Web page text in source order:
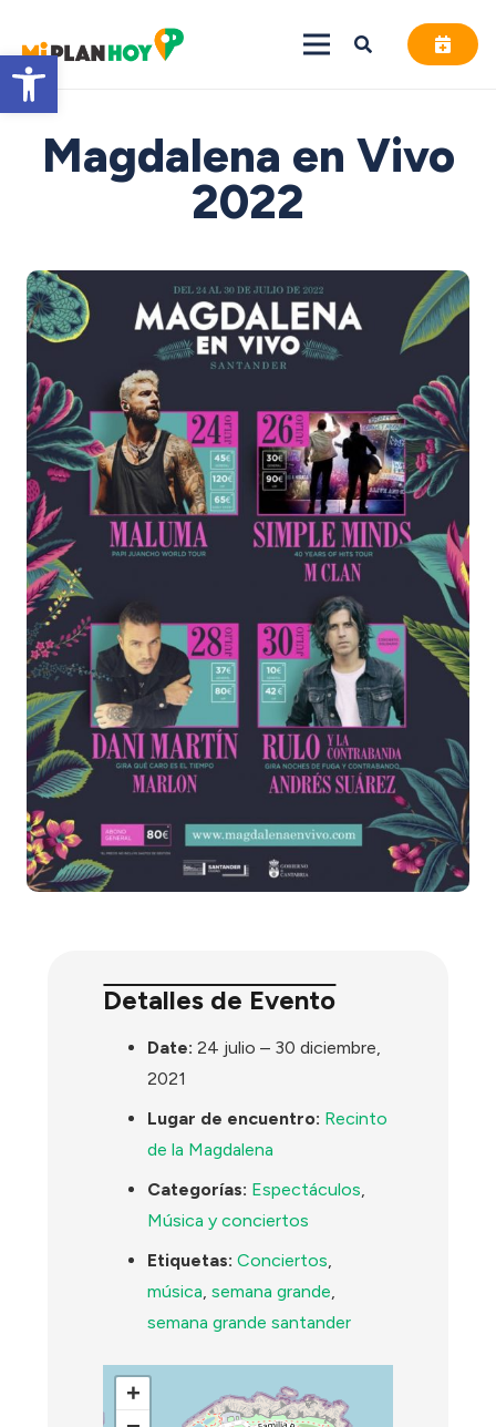
Abrir barra de herramientas
Magdalena en Vivo
2022
Detalles de Evento
Date: 24 julio – 30 diciembre,
2021
Lugar de encuentro: Recinto
de la Magdalena
Categorías: Espectáculos
Música y conciertos
Etiquetas: Conciertos
música ,semana grande
semana grande santander
+